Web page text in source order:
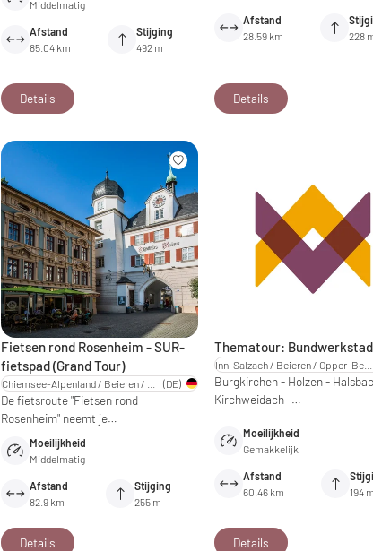
Middelmatig
Afstand
85.04 km
Stijging
492 m
Details
Afstand
28.59 km
228
Details
Fietsen rond Rosenheim - SUR-
fietspad (Grand Tour)
(DE)
De fietsroute "Fietsen rond
Rosenheim" neemt je…
Moeilijkheid
Middelmatig
Afstand
82.9 km
Stijging
255 m
Details
Thematour:
Burgkirchen - Holzen -
Kirchweidach -…
Moeilijkheid
Gemakkelijk
Afstand
60.46 km
194 m
Details